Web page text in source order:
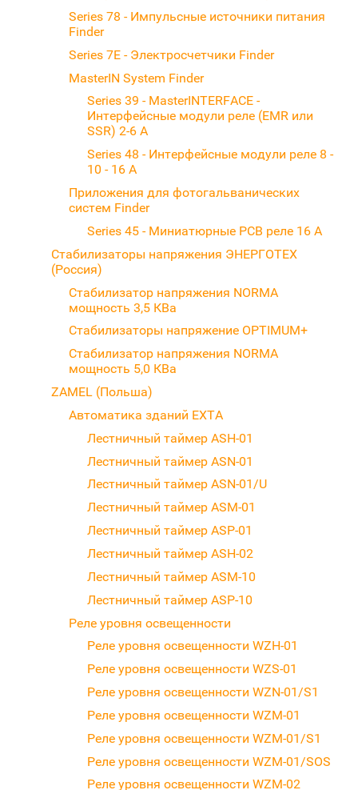
Series 78 - Импульсные источники питания
Finder
Series 7E - Электросчетчики Finder
MasterIN System Finder
Series 39 - MasterINTERFACE -
Интерфейсные модули реле (EMR или
SSR) 2-6 A
Series 48 - Интерфейсные модули реле 8 -
10 - 16 A
Приложения для фотогальванических
систем Finder
Series 45 - Миниатюрные PCB реле 16 A
Стабилизаторы напряжения ЭНЕРГОТЕХ
(Россия)
Стабилизатор напряжения NORMA
мощность 3,5 КВа
Стабилизаторы напряжение OPTIMUM+
Стабилизатор напряжения NORMA
мощность 5,0 КВа
ZAMEL (Польша)
Автоматика зданий EXTA
Лестничный таймер ASH-01
Лестничный таймер ASN-01
Лестничный таймер ASN-01/U
Лестничный таймер ASM-01
Лестничный таймер ASP-01
Лестничный таймер ASH-02
Лестничный таймер ASM-10
Лестничный таймер ASP-10
Реле уровня освещенности
Реле уровня освещенности WZH-01
Реле уровня освещенности WZS-01
Реле уровня освещенности WZN-01/S1
Реле уровня освещенности WZM-01
Реле уровня освещенности WZM-01/S1
Реле уровня освещенности WZM-01/SOS
Реле уровня освещенности WZM-02